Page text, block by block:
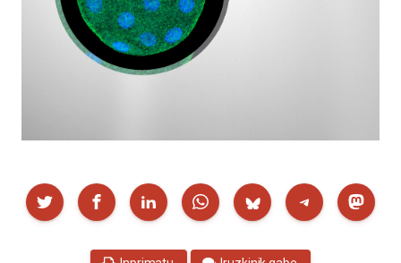
Partekatu